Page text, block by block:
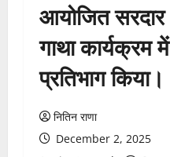
आयोजित सरदार
गाथा कार्यक्रम में
प्रतिभाग किया।
नितिन राणा
December 2, 2025